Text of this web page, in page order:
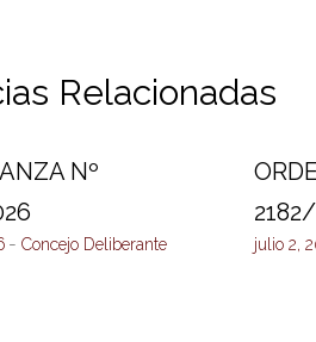
Relacionadas
Nº
Concejo Deliberante julio 2,